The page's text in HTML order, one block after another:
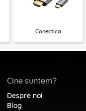
Conectica
Cine suntem?
Despre noi
Blog